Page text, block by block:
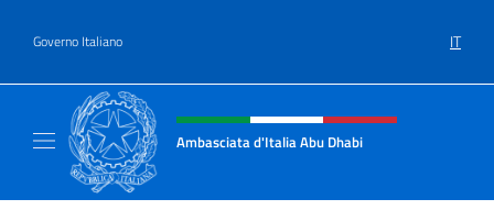
Governo Italiano IT
Intestazione sito, social e menù
Ambasciata d'Italia Abu Dhabi